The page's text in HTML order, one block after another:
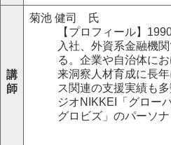
講
師
菊池 健司 氏
【プロフィール】
入社、外資系金融機
る。企業や自治体に
来洞察人材育成に長
ス関連の支援実績も多
ジオNIKKEI
「グロー
グロビズ」のパーソナ